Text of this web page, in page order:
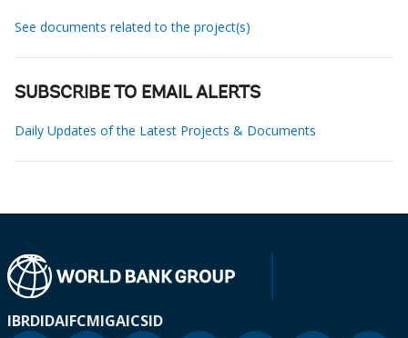
See documents related to the project(s)
SUBSCRIBE TO EMAIL ALERTS
Daily Updates of the Latest Projects & Documents
IBRDIDAIFCMIGAICSID